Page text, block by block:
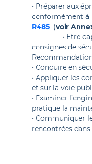
• Préparer aux
conformément à
R485 (voir
• Etre
consignes de
• Conduire en
• Appliquer les
et sur la voie
• Examiner
pratique la
• Communiquer